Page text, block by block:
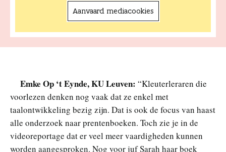
Aanvaard mediacookies
Emke Op ‘t Eynde, KU Leuven: “Kleuterleraren die
voorlezen denken nog vaak dat ze enkel met
taalontwikkeling bezig zijn. Dat is ook de focus van haast
alle onderzoek naar prentenboeken. Toch zie je in de
videoreportage dat er veel meer vaardigheden kunnen
worden aangesproken. Nog voor juf Sarah haar boek